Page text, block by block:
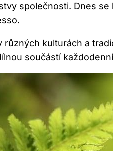
společnosti. Dnes
různých kulturách a
součástí